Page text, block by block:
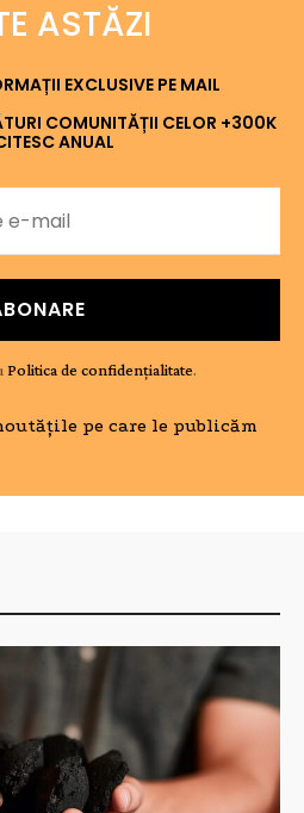
ASTĂZI
EXCLUSIVE PE MAIL
COMUNITĂȚII CELOR +300K
ANUAL
Politica de confidențialitate.
pe care le publicăm